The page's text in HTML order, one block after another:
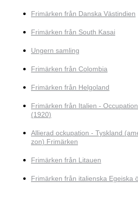
Frimärken från Danska Västindien
Frimärken från South Kasai
Ungern samling
Frimärken från Colombia
Frimärken från Helgoland
Frimärken från Italien -
(1920)
Allierad ockupation - Tyskland
zon) Frimärken
Frimärken från Litauen
Frimärken från italienska Egeiska